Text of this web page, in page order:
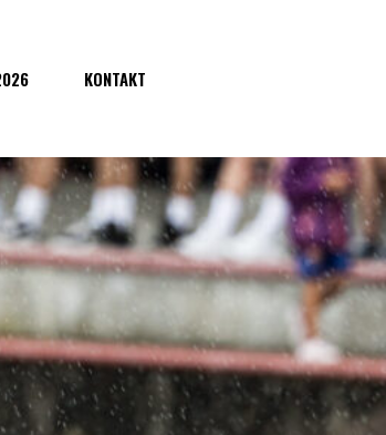
KONTAKT